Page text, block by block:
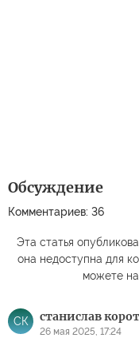
Обсуждение
Комментариев: 36
Эта статья
она недоступна для
можете
СК станислав
26 мая 2025, 17:24